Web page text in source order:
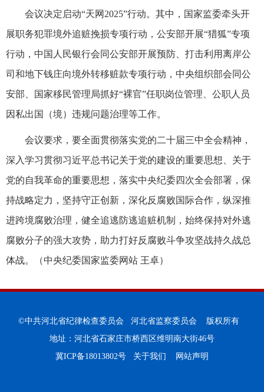
会议决定启动“天网2025”行动。其中，国家监委牵头开
展职务犯罪境外追赃挽损专项行动，公安部开展“猎狐”专项
行动，中国人民银行会同公安部开展预防、打击利用离岸公
司和地下钱庄向境外转移赃款专项行动，中央组织部会同公
安部、国家移民管理局抓好“裸官”任职岗位管理、公职人员
因私出国（境）违规问题治理等工作。
会议要求，要全面贯彻落实党的二十届三中全会精神，
深入学习贯彻习近平总书记关于党的建设的重要思想、关于
党的自我革命的重要思想，落实中央纪委四次全会部署，保
持战略定力，坚持守正创新，深化反腐败国际合作，纵深推
进跨境腐败治理，健全追逃防逃追赃机制，始终保持对外逃
腐败分子的强大攻势，助力打好反腐败斗争攻坚战持久战总
体战。（中央纪委国家监委网站 王卓）
©中共河北省纪律检查委员会 河北省监察委员会 版权所有
地址：河北省石家庄市桥西区维明南大街46号
冀ICP备18013802号
关于我们 网站声明